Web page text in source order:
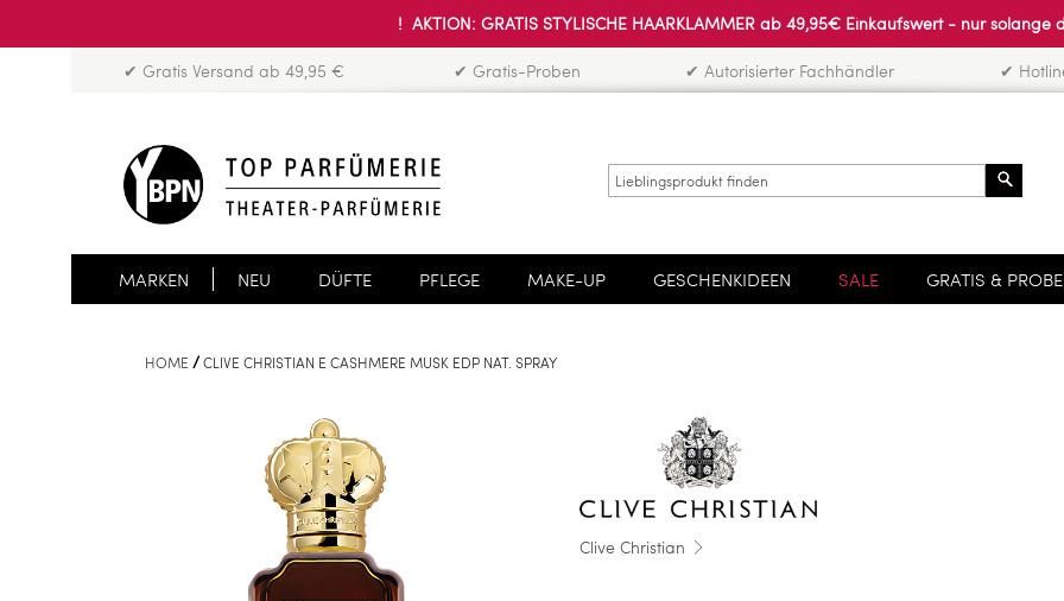
! AKTION: GRATIS STYLISCHE HAARKLAMMER ab 49,95€ Einkaufswert - nur solange
✔ Gratis Versand ab 49,95 € ✔ Gratis-Proben ✔ Autorisierter Fachhändler ✔
MARKEN NEU DÜFTE PFLEGE MAKE-UP GESCHENKIDEEN SALE GRATIS &
HOME CLIVE CHRISTIAN E CASHMERE MUSK EDP NAT. SPRAY
Clive Christian